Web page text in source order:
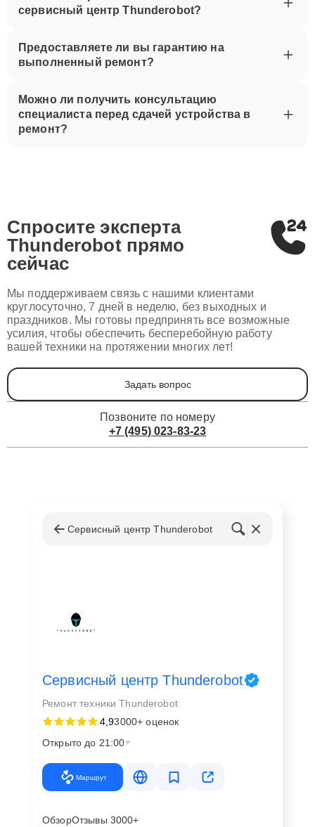
сервисный центр Thunderobot?
Предоставляете ли вы гарантию на
выполненный ремонт?
Можно ли получить консультацию
специалиста перед сдачей устройства в
ремонт?
Спросите эксперта
Thunderobot прямо
сейчас
Мы поддерживаем связь с нашими клиентами
круглосуточно, 7 дней в неделю, без выходных и
праздников. Мы готовы предпринять все возможные
усилия, чтобы обеспечить бесперебойную работу
вашей техники на протяжении многих лет!
Задать вопрос
Позвоните по номеру
+7 (495) 023-83-23
Сервисный центр Thunderobot
Сервисный центр Thunderobot
Ремонт техники Thunderobot
4,93000+ оценок
Открыто до 21:00
Маршрут
ОбзорОтзывы 3000+